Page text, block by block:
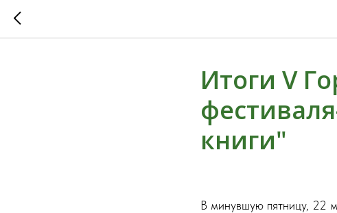
Итоги V
книги"
В минувшую пятницу, 22